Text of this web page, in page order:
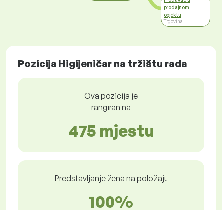
prodajnom
objektu
Trgovina
Pozicija Higijeničar na tržištu rada
Ova pozicija je
rangiran na
475 mjestu
Predstavljanje žena na položaju
100%